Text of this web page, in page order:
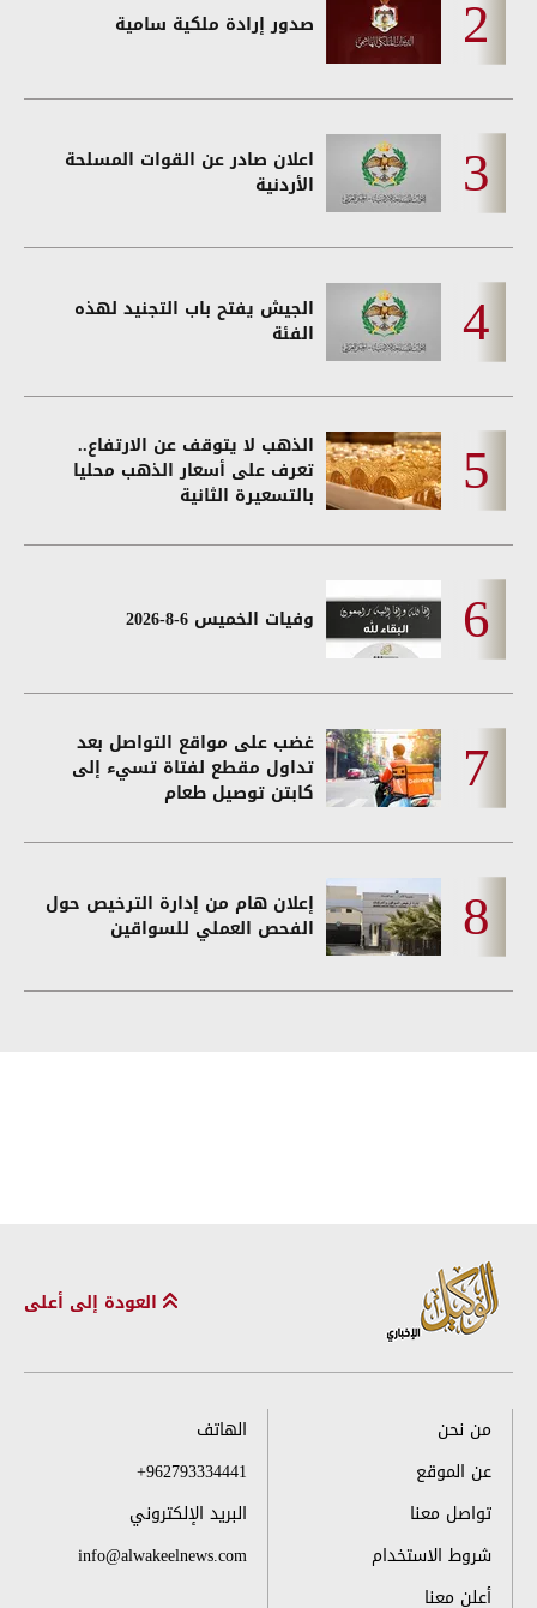
صدور إرادة ملكية سامية
اعلان صادر عن القوات المسلحة
الأردنية
الجيش يفتح باب التجنيد لهذه
الفئة
الذهب لا يتوقف عن الارتفاع..
تعرف على أسعار الذهب محليا
بالتسعيرة الثانية
وفيات الخميس 6-8-2026
غضب على مواقع التواصل بعد
تداول مقطع لفتاة تسيء إلى
كابتن توصيل طعام
إعلان هام من إدارة الترخيص حول
الفحص العملي للسواقين
العودة إلى أعلى
من نحن
عن الموقع
تواصل معنا
شروط الاستخدام
أعلن معنا
الهاتف
+962793334441
البريد الإلكتروني
info@alwakeelnews.com